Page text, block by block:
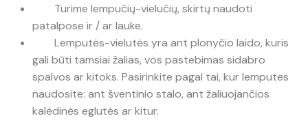
Turime lempučių-vielučių, skirtų naudoti
patalpose ir / ar lauke.
Lemputės-vielutės yra ant plonyčio laido, kuris
gali būti tamsiai žalias, vos pastebimas sidabro
spalvos ar kitoks. Pasirinkite pagal tai, kur lemputes
naudosite: ant šventinio stalo, ant žaliuojančios
kalėdinės eglutės ar kitur.